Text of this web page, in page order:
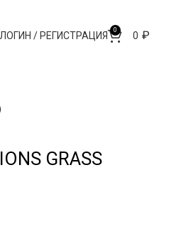
ЛОГИН / РЕГИСТРАЦИЯ 0 0 ₽
GRASS